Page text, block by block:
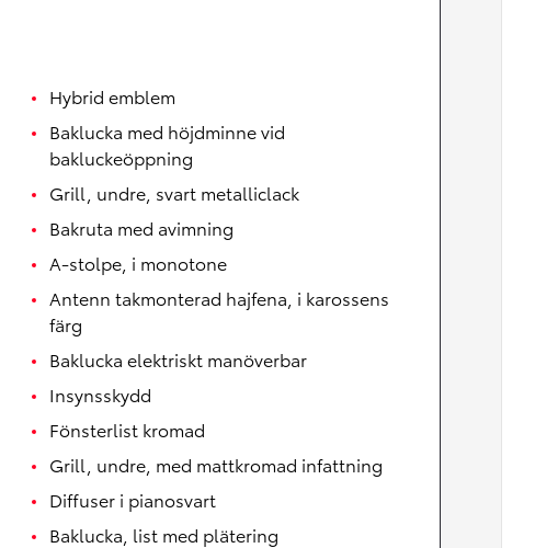
Hybrid emblem
Baklucka med höjdminne vid
bakluckeöppning
Grill, undre, svart metalliclack
Bakruta med avimning
A-stolpe, i monotone
Antenn takmonterad hajfena, i karossens
färg
Baklucka elektriskt manöverbar
Insynsskydd
Fönsterlist kromad
Grill, undre, med mattkromad infattning
Diffuser i pianosvart
Baklucka, list med plätering